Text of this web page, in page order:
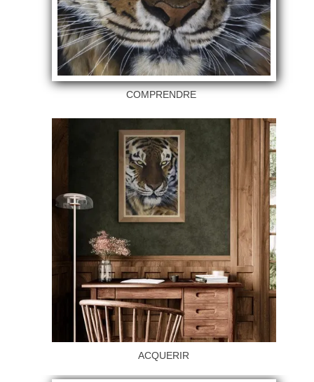
COMPRENDRE
ACQUERIR